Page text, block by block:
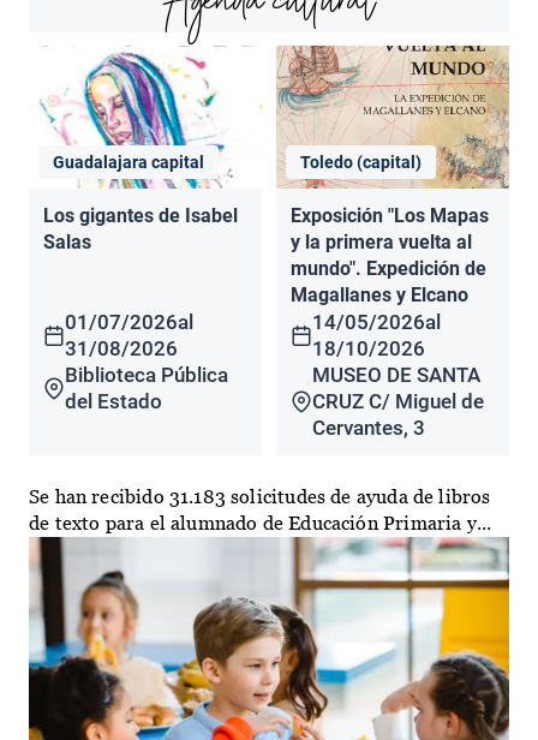
Guadalajara capital
Los gigantes de Isabel
Salas
01/07/2026al
31/08/2026
Biblioteca Pública
del Estado
Toledo (capital)
Exposición "Los Mapas
y la primera vuelta al
mundo". Expedición de
Magallanes y Elcano
14/05/2026al
18/10/2026
MUSEO DE SANTA
CRUZ C/ Miguel de
Cervantes, 3
Se han recibido 31.183 solicitudes de ayuda de libros
de texto para el alumnado de Educación Primaria y...